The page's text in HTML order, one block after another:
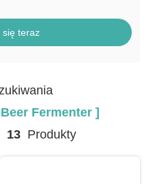
się teraz
Fermenter ]
13 Produkty